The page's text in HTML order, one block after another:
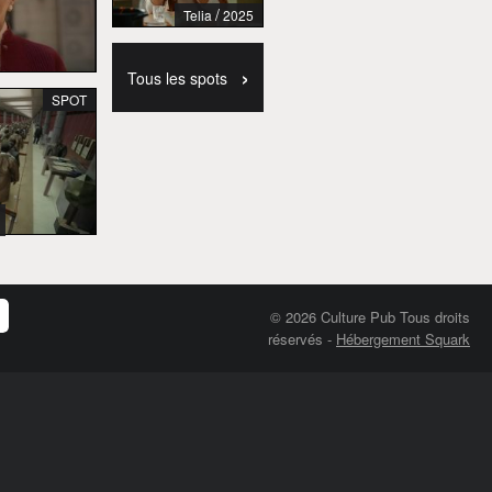
SPOT
Telia /2025
Tous les spots ›
© 2026 Culture Pub Tous droits
réservés - Hébergement Squark